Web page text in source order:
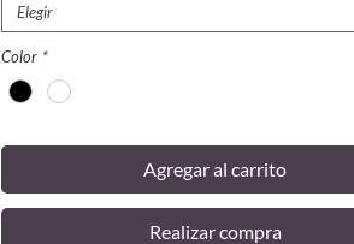
Elegir
Color *
Agregar al carrito
Realizar compra